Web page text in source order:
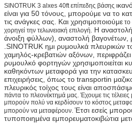
SINOTRUK 3 alxes 40ft επίπεδης βάσης
είναι για 50 τόνους, μπορούμε να το
τις ανάγκες σας. Και χρησιμοποιούμε
χορηγεί την τελωνειακή επιλογή. Η
άνοιξη φύλλων), αναστολή βαγονέτων,
.SINOTRUK ημι ρυμουλκά πλευρικών
χαμηλός-κρεβατιών αξόνων,
ρυμουλκό φορτηγών χρησιμοποιείται
καθηκόντων μεταφορά για την
επιχειρήσεις, όπως το transportin
πλευρικός τοίχος τους είναι
πάντα το πλεονέκτημά μας. Έχουμε τις
μπορούν πολύ να κερδίσουν το κόστος
μπορούν να μεταφέρουν. Έτσι εσείς
τυποποιημένα εμπορευματοκιβώτια